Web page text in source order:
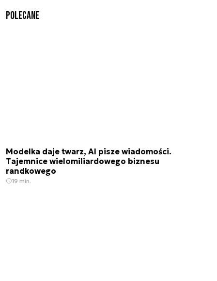
Polecane
Modelka daje twarz, AI pisze wiadomości.
Tajemnice wielomiliardowego biznesu
randkowego
19 min.